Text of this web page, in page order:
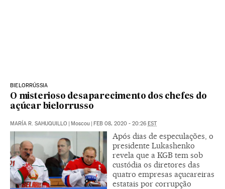
BIELORRÚSSIA
O misterioso desaparecimento dos chefes do
açúcar bielorrusso
MARÍA R. SAHUQUILLO | Moscou | FEB 08, 2020 - 20:26 EST
Após dias de especulações, o
presidente Lukashenko
revela que a KGB tem sob
custódia os diretores das
quatro empresas açucareiras
estatais por corrupção